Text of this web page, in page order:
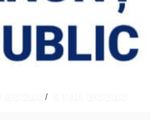
BUZAU